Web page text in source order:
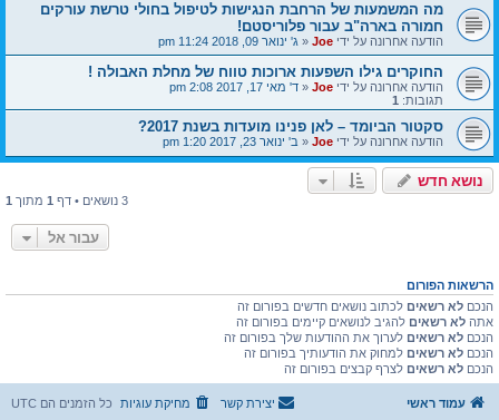
מה המשמעות של הרחבת הנגישות לטיפול בחולי טרשת עורקים
חמורה בארה"ב עבור פלוריסטם!
הודעה אחרונה על ידי Joe
« ג' ינואר 09, 2018 11:24 pm
החוקרים גילו השפעות ארוכות טווח של מחלת האבולה !
הודעה אחרונה על ידי Joe
« ד' מאי 17, 2017 2:08 pm
תגובות: 1
סקטור הביומד – לאן פנינו מועדות בשנת 2017?
הודעה אחרונה על ידי Joe
« ב' ינואר 23, 2017 1:20 pm
נושא חדש
3 נושאים • דף 1 מתוך 1
עבור אל
הרשאות הפורום
הנכם לא רשאים לכתוב נושאים חדשים בפורום זה
אתה לא רשאים להגיב לנושאים קיימים בפורום זה
הנכם לא רשאים לערוך את ההודעות שלך בפורום זה
הנכם לא רשאים למחוק את הודעותיך בפורום זה
הנכם לא רשאים לצרף קבצים בפורום זה
עמוד ראשי כל הזמנים הם UTC מחיקת עוגיות יצירת קשר